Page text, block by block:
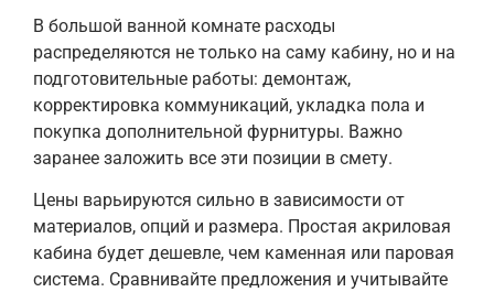
В большой ванной комнате расходы
распределяются не только на саму кабину, но и на
подготовительные работы: демонтаж,
корректировка коммуникаций, укладка пола и
покупка дополнительной фурнитуры. Важно
заранее заложить все эти позиции в смету.
Цены варьируются сильно в зависимости от
материалов, опций и размера. Простая акриловая
кабина будет дешевле, чем каменная или паровая
система. Сравнивайте предложения и учитывайте